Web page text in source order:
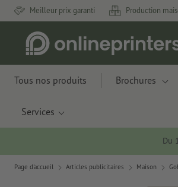
Meilleur prix garanti Production
Tous nos produits Brochures
Services
Du
Page d'accueil Articles publicitaires Maison